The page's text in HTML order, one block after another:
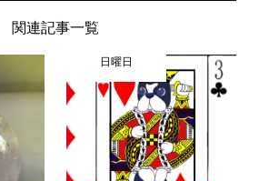
関連記事一覧
日曜日